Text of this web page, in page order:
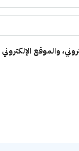
والموقع